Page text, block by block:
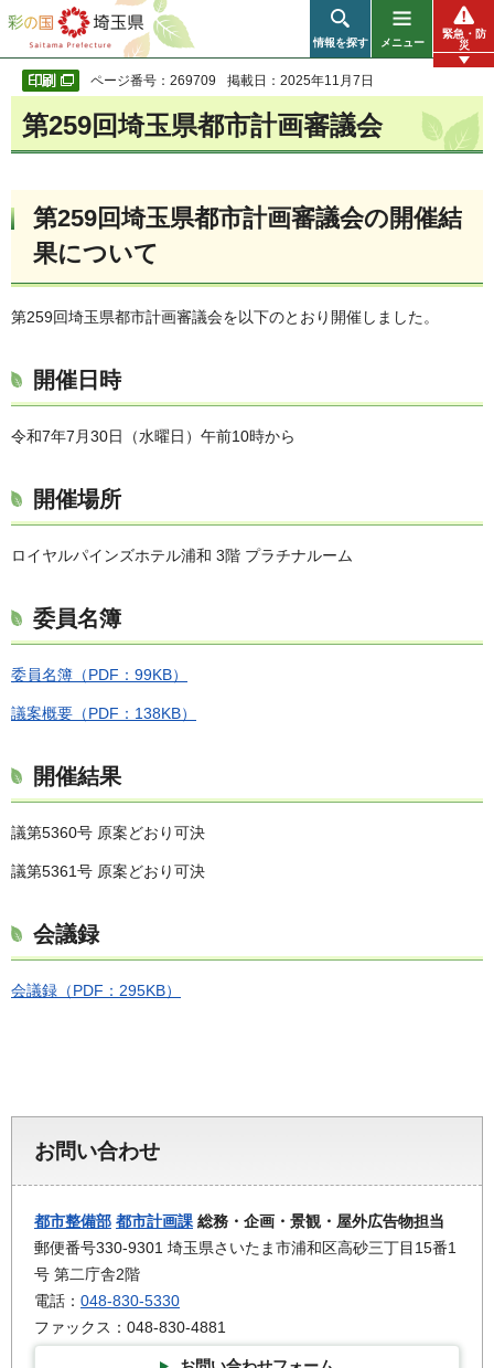
彩の国 埼玉県
情報を探す メニュー
緊急・防
災
ページ番号：269709 掲載日：2025年11月7日
第259回埼玉県都市計画審議会
第259回埼玉県都市計画審議会の開催結
果について
第259回埼玉県都市計画審議会を以下のとおり開催しました。
開催日時
令和7年7月30日（水曜日）午前10時から
開催場所
ロイヤルパインズホテル浦和 3階 プラチナルーム
委員名簿
委員名簿（PDF：99KB）
議案概要（PDF：138KB）
開催結果
議第5360号 原案どおり可決
議第5361号 原案どおり可決
会議録
会議録（PDF：295KB）
お問い合わせ
都市整備部 都市計画課 総務・企画・景観・屋外広告物担当
郵便番号330-9301 埼玉県さいたま市浦和区高砂三丁目15番1
号 第二庁舎2階
電話： 048-830-5330
ファックス：048-830-4881